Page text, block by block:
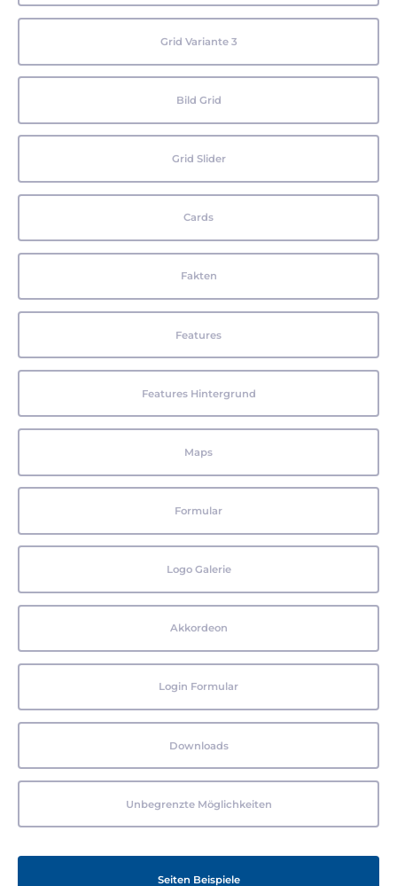
Grid Variante 3
Bild Grid
Grid Slider
Cards
Fakten
Features
Features Hintergrund
Maps
Formular
Logo Galerie
Akkordeon
Login Formular
Downloads
Unbegrenzte Möglichkeiten
Seiten Beispiele